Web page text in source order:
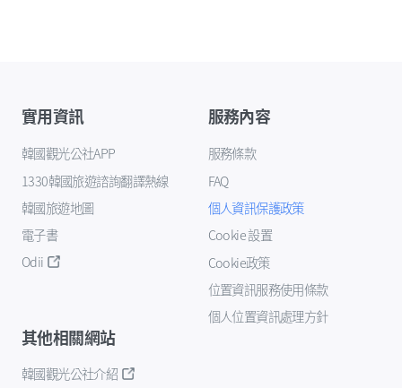
實用資訊
韓國觀光公社APP
1330韓國旅遊諮詢翻譯熱線
韓國旅遊地圖
電子書
Odii
服務內容
服務條款
FAQ
個人資訊保護政策
Cookie 設置
Cookie政策
位置資訊服務使用條款
個人位置資訊處理方針
其他相關網站
韓國觀光公社介紹